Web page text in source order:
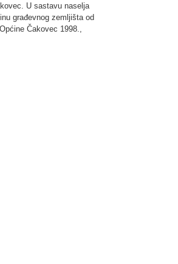
U sastavu naselja
građevnog zemljišta od
Čakovec 1998.,